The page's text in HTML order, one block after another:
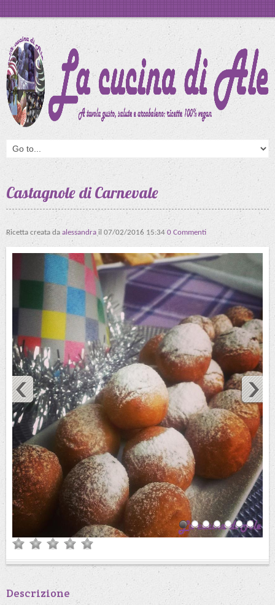
Castagnole di Carnevale
Ricetta creata da alessandra il 07/02/2016 15:34 0 Commenti
Descrizione